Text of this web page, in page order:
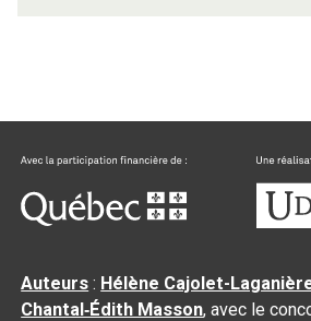
Auteurs : Hélène Cajolet-
Chantal‑Édith Masson, avec le